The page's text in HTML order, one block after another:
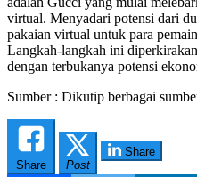
virtual. Menyadari potensi dari
pakaian virtual untuk para
Langkah-langkah ini
dengan terbukanya potensi
Sumber : Dikutip berbagai
Share Post
Share